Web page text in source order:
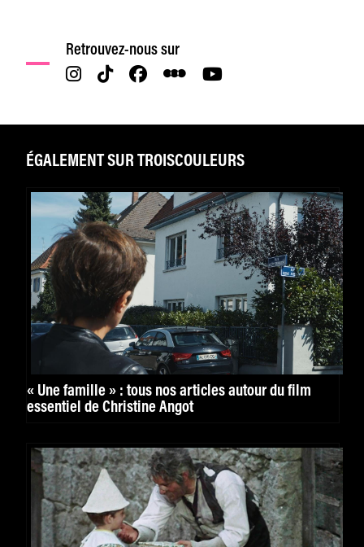
Retrouvez-nous sur
ÉGALEMENT SUR TROISCOULEURS
« Une famille » : tous nos articles autour du film
essentiel de Christine Angot